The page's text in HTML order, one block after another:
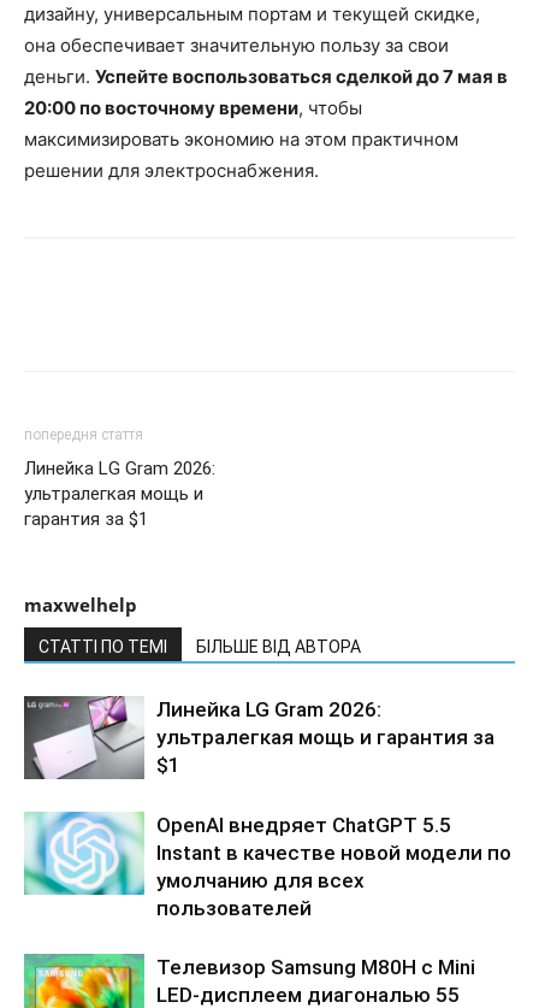
дизайну, универсальным портам и текущей скидке,
она обеспечивает значительную пользу за свои
деньги. Успейте воспользоваться сделкой до 7 мая в
20:00 по восточному времени, чтобы
максимизировать экономию на этом практичном
решении для электроснабжения.
попередня стаття
Линейка LG Gram 2026:
ультралегкая мощь и
гарантия за $1
maxwelhelp
СТАТТІ ПО ТЕМІ БІЛЬШЕ ВІД АВТОРА
Линейка LG Gram 2026:
ультралегкая мощь и гарантия за
$1
OpenAI внедряет ChatGPT 5.5
Instant в качестве новой модели по
умолчанию для всех
пользователей
Телевизор Samsung M80H с Mini
LED-дисплеем диагональю 55